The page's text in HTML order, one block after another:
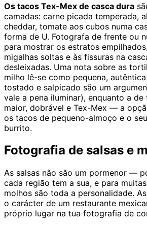
Os tacos Tex-Mex de casca dura
camadas: carne picada temperada,
cheddar, tomate aos cubos numa
forma de U. Fotografa de frente ou
para mostrar os estratos
migalhas soltas e às fissuras na
desleixadas. Uma nota sobre as
milho lê-se como pequena,
tostado e salpicado são um
vale a pena iluminar), enquanto a
maior, dobrável e Tex-Mex — a
os tacos de pequeno-almoço e o
burrito.
Fotografia de salsas e
As salsas não são um pormenor —
cada região tem a sua, e para
molhos são toda a personalidade.
o carácter de um restaurante
próprio lugar na tua fotografia de